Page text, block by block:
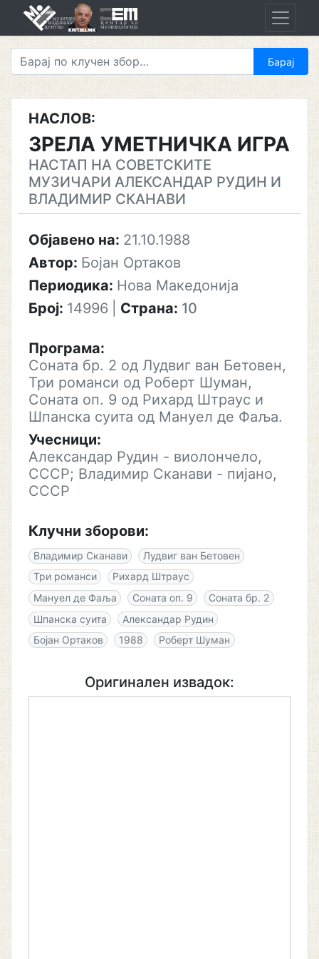
НАСЛОВ:
ЗРЕЛА УМЕТНИЧКА ИГРА
НАСТАП НА СОВЕТСКИТЕ
МУЗИЧАРИ АЛЕКСАНДАР РУДИН И
ВЛАДИМИР СКАНАВИ
Објавено на: 21.10.1988
Автор: Бојан Ортаков
Периодика: Нова Македонија
Број: 14996 Страна: 10
Програма:
Соната бр. 2 од Лудвиг ван Бетовен,
Три романси од Роберт Шуман,
Соната оп. 9 од Рихард Штраус и
Шпанска суита од Мануел де Фаља.
Учесници:
Александар Рудин - виолончело,
СССР; Владимир Сканави - пијано,
СССР
Клучни зборови:
Владимир Сканави
Лудвиг ван Бетовен
Три романси
Рихард Штраус
Мануел де Фаља
Соната оп. 9
Соната бр. 2
Шпанска суита
Александар Рудин
Бојан Ортаков
1988 Роберт Шуман
Оригинален извадок: